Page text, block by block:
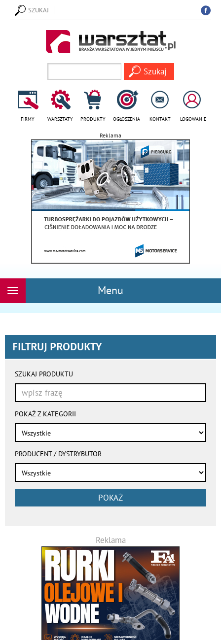
SZUKAJ
FIRMY WARSZTATY PRODUKTY OGŁOSZENIA KONTAKT LOGOWANIE
Reklama
Menu
Rozwiń
FILTRUJ PRODUKTY
wyszukiwania
automatycznie
SZUKAJ PRODUKTU
POKAŻ Z KATEGORII
PRODUCENT / DYSTRYBUTOR
POKAŻ
Reklama